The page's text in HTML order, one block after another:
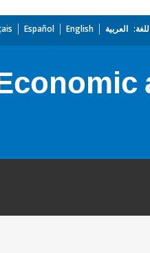
العربية English
Español